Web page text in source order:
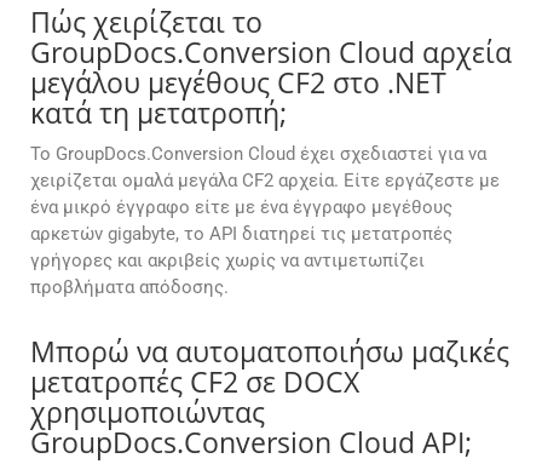
Πώς χειρίζεται το
GroupDocs.Conversion Cloud αρχεία
μεγάλου μεγέθους CF2 στο .NET
κατά τη μετατροπή;
Το GroupDocs.Conversion Cloud έχει σχεδιαστεί για να
χειρίζεται ομαλά μεγάλα CF2 αρχεία. Είτε εργάζεστε με
ένα μικρό έγγραφο είτε με ένα έγγραφο μεγέθους
αρκετών gigabyte, το API διατηρεί τις μετατροπές
γρήγορες και ακριβείς χωρίς να αντιμετωπίζει
προβλήματα απόδοσης.
Μπορώ να αυτοματοποιήσω μαζικές
μετατροπές CF2 σε DOCX
χρησιμοποιώντας
GroupDocs.Conversion Cloud API;